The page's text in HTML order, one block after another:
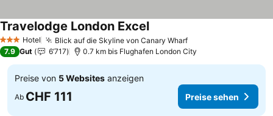
3 SterneHotel Blick auf die Skyline von Canary WharfPreise sehen
Travelodge London ExcelPreise sehen
7.9 Gut 6’717 0.7 km bis Flughafen London City
Preise von 5 Websites anzeigen
Ab CHF 111 Preise sehen